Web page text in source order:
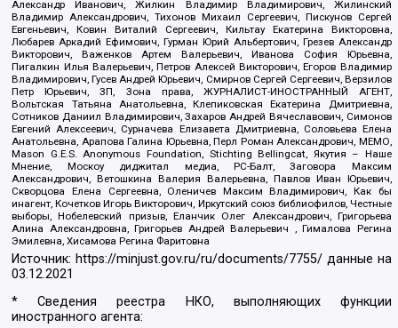
Александр Иванович, Жилкин Владимир Владимирович, Жилинский
Владимир Александрович, Тихонов Михаил Сергеевич, Пискунов Сергей
Евгеньевич, Ковин Виталий Сергеевич, Кильтау Екатерина Викторовна,
Любарев Аркадий Ефимович, Гурман Юрий Альбертович, Грезев Александр
Викторович, Важенков Артем Валерьевич, Иванова София Юрьевна,
Пигалкин Илья Валерьевич, Петров Алексей Викторович, Егоров Владимир
Владимирович, Гусев Андрей Юрьевич, Смирнов Сергей Сергеевич, Верзилов
Петр Юрьевич, ЗП, Зона права, ЖУРНАЛИСТ-ИНОСТРАННЫЙ АГЕНТ,
Вольтская Татьяна Анатольевна, Клепиковская Екатерина Дмитриевна,
Сотников Даниил Владимирович, Захаров Андрей Вячеславович, Симонов
Евгений Алексеевич, Сурначева Елизавета Дмитриевна, Соловьева Елена
Анатольевна, Арапова Галина Юрьевна, Перл Роман Александрович, МЕМО,
Mason G.E.S. Anonymous Foundation, Stichting Bellingcat, Якутия – Наше
Мнение, Москоу диджитал медиа, РС-Балт, Заговора Максим
Александрович, Ветошкина Валерия Валерьевна, Павлов Иван Юрьевич,
Скворцова Елена Сергеевна, Оленичев Максим Владимирович, Как бы
инагент, Кочетков Игорь Викторович, Иркутский союз библиофилов, Честные
выборы, Нобелевский призыв, Еланчик Олег Александрович, Григорьева
Алина Александровна, Григорьев Андрей Валерьевич , Гималова Регина
Эмилевна, Хисамова Регина Фаритовна
Источник: https://minjust.gov.ru/ru/documents/7755/ данные на
03.12.2021
* Сведения реестра НКО, выполняющих функции
иностранного агента: